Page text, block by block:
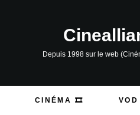
Depuis 1998 sur le web
CINÉMA 🎞️ VOD